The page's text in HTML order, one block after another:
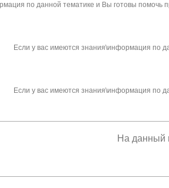
по данной тематике и Вы готовы помочь
Если у вас имеются знания\информация по
Если у вас имеются знания\информация по
На данный